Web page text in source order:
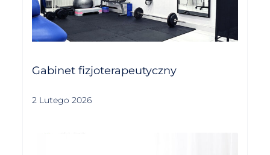
Gabinet fizjoterapeutyczny
2 Lutego 2026